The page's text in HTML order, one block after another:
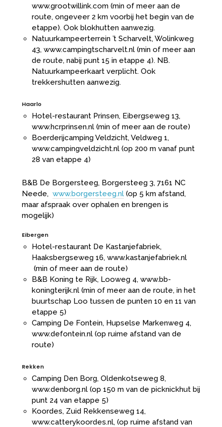
www.grootwillink.com (min of meer aan de
route, ongeveer 2 km voorbij het begin van de
etappe). Ook blokhutten aanwezig.
Natuurkampeerterrein ’t Scharvelt, Wolinkweg
43, www.campingtscharvelt.nl (min of meer aan
de route, nabij punt 15 in etappe 4). NB.
Natuurkampeerkaart verplicht. Ook
trekkershutten aanwezig.
Haarlo
Hotel-restaurant Prinsen, Eibergseweg 13,
www.hcrprinsen.nl (min of meer aan de route)
Boerderijcamping Veldzicht, Veldweg 1,
www.campingveldzicht.nl (op 200 m vanaf punt
28 van etappe 4)
B&B De Borgersteeg, Borgersteeg 3, 7161 NC
Neede, www.borgersteeg.nl (op 5 km afstand,
maar afspraak over ophalen en brengen is
mogelijk)
Eibergen
Hotel-restaurant De Kastanjefabriek,
Haaksbergseweg 16, www.kastanjefabriek.nl
(min of meer aan de route)
B&B Koning te Rijk, Looweg 4, www.bb-
koningterijk.nl (min of meer aan de route, in het
buurtschap Loo tussen de punten 10 en 11 van
etappe 5)
Camping De Fontein, Hupselse Markenweg 4,
www.defontein.nl (op ruime afstand van de
route)
Rekken
Camping Den Borg, Oldenkotseweg 8,
www.denborg.nl (op 150 m van de picknickhut bij
punt 24 van etappe 5)
Koordes, Zuid Rekkenseweg 14,
www.catterykoordes.nl, (op ruime afstand van